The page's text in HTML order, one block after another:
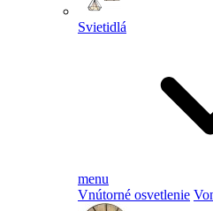
Svietidlá
menu
Vnútorné osvetlenie